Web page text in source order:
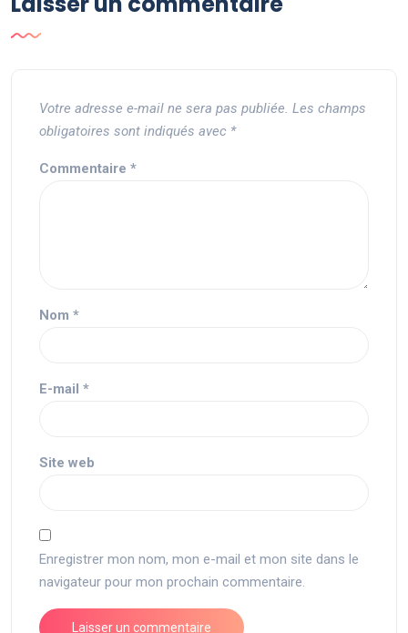
Votre adresse e-mail ne sera pas publiée. Les champs
obligatoires sont indiqués avec *
Commentaire *
Nom *
E-mail *
Site web
Enregistrer mon nom, mon e-mail et mon site dans le
navigateur pour mon prochain commentaire.